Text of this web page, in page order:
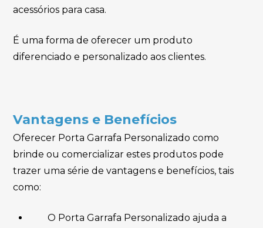
acessórios para casa.
É uma forma de oferecer um produto
diferenciado e personalizado aos clientes.
Vantagens e Benefícios
Oferecer Porta Garrafa Personalizado como
brinde ou comercializar estes produtos pode
trazer uma série de vantagens e benefícios, tais
como:
O Porta Garrafa Personalizado ajuda a